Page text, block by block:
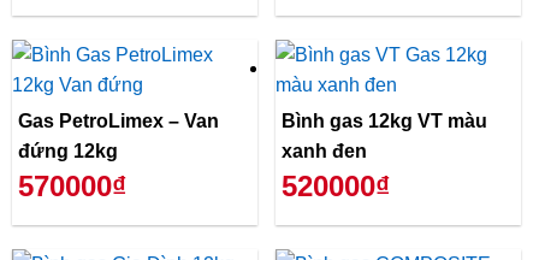
Gas PetroLimex – Van
đứng 12kg
570000₫
Bình gas 12kg VT màu
xanh đen
520000₫